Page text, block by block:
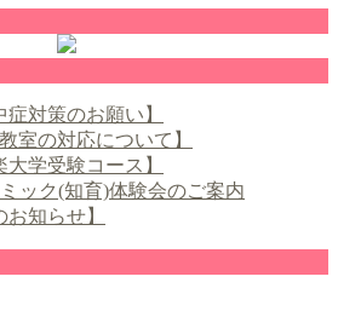
対策のお願い】
室の対応について】
大学受験コース】
ック(知育)体験会のご案内
お知らせ】